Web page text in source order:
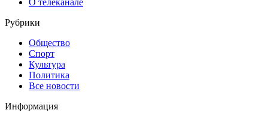
О телеканале
Рубрики
Общество
Спорт
Культура
Политика
Все новости
Информация